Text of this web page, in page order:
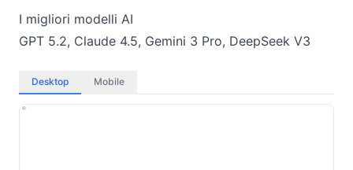
I migliori modelli AI
GPT 5.2, Claude 4.5, Gemini 3 Pro, DeepSeek V3
Desktop Mobile